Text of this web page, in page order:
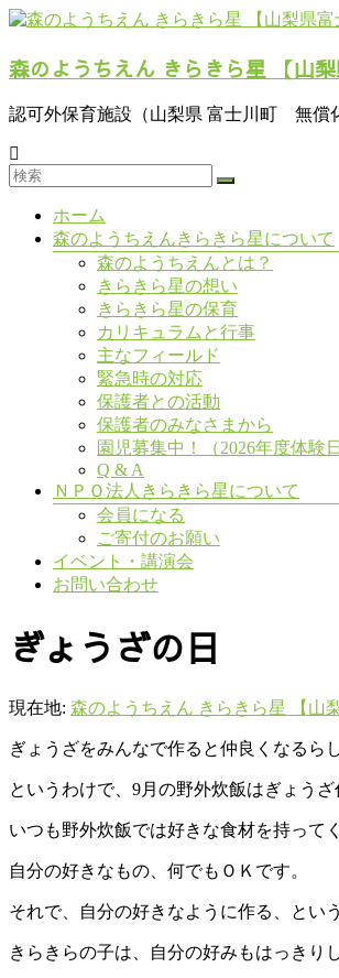
コ
テ
ツ
ス
キ
森のようちえん きらきら星 【山梨
認可外保育施設（山梨県 富士川町 無償
ホーム
森のようちえんきらきら星について
森のようちえんとは？
きらきら星の想い
きらきら星の保育
カリキュラムと行事
主なフィールド
緊急時の対応
保護者との活動
保護者のみなさまから
園児募集中！（2026年度体験
Q & A
ＮＰＯ法人きらきら星について
会員になる
ご寄付のお願い
イベント・講演会
お問い合わせ
ぎょうざの日
現在地: 森のようちえん きらきら星 【山
ぎょうざをみんなで作ると仲良くなるらし
というわけで、9月の野外炊飯はぎょうざ
いつも野外炊飯では好きな食材を持って
自分の好きなもの、何でもＯＫです。
それで、自分の好きなように作る、とい
きらきらの子は、自分の好みもはっきり